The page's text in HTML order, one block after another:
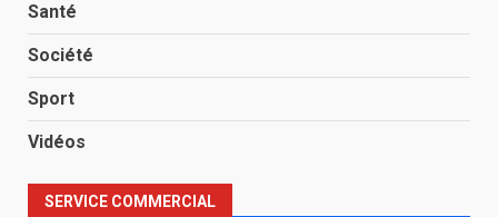
Santé
Société
Sport
Vidéos
SERVICE COMMERCIAL